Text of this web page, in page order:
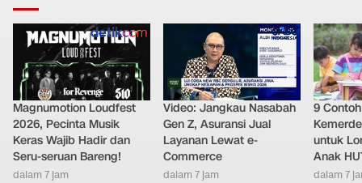
Magnumotion Loudfest
2026, Pecinta Musik
Keras Wajib Hadir dan
Seru-seruan Bareng!
dalam 7 jam
Video: Jangkau Nasabah
Gen Z, Asuransi Jual
Layanan Lewat e-
Commerce
dalam 7 jam
9
untuk
Anak
dalam 7